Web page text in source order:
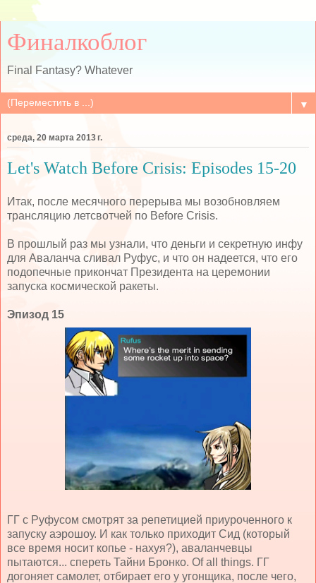
Финалкоблог
Final Fantasy? Whatever
▼
среда, 20 марта 2013 г.
Let's Watch Before Crisis: Episodes 15-20
Итак, после месячного перерыва мы возобновляем
трансляцию летсвотчей по Before Crisis.
В прошлый раз мы узнали, что деньги и секретную инфу
для Аваланча сливал Руфус, и что он надеется, что его
подопечные прикончат Президента на церемонии
запуска космической ракеты.
Эпизод 15
ГГ с Руфусом смотрят за репетицией приуроченного к
запуску аэрошоу. И как только приходит Сид (который
все время носит копье - нахуя?), аваланчевцы
пытаются... спереть Тайни Бронко. Of all things. ГГ
догоняет самолет, отбирает его у угонщика, после чего,